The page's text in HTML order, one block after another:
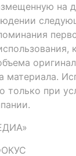
на
материала.
только при